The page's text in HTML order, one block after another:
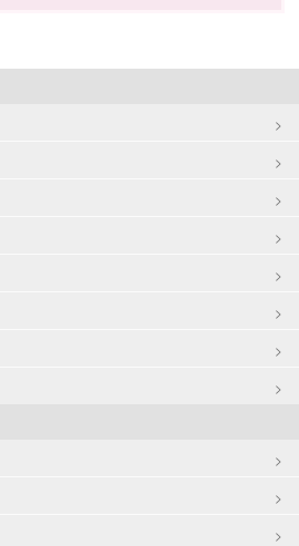
企業型割引対象(旧内閣府補助対象)